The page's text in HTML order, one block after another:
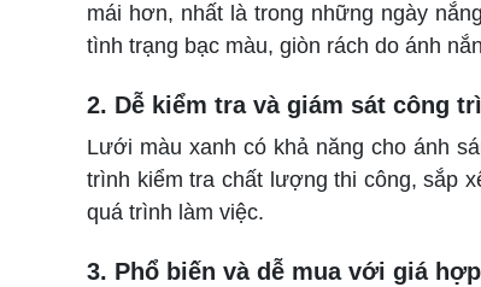
mái hơn, nhất là trong những ngày
tình trạng bạc màu, giòn rách do ánh
2. Dễ kiểm tra và giám sát công
Lưới màu xanh có khả năng cho ánh
trình kiểm tra chất lượng thi công, sắp
quá trình làm việc.
3. Phổ biến và dễ mua với giá